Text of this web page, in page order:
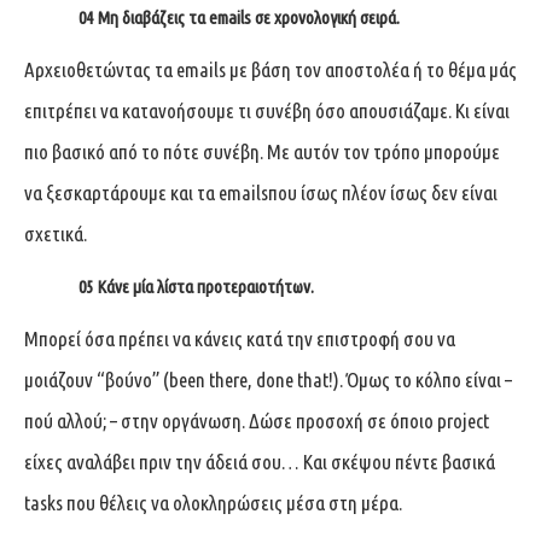
04 Μη διαβάζεις τα emails σε χρονολογική σειρά.
Αρχειοθετώντας τα emails με βάση τον αποστολέα ή το θέμα μάς
επιτρέπει να κατανοήσουμε τι συνέβη όσο απουσιάζαμε. Κι είναι
πιο βασικό από το πότε συνέβη. Με αυτόν τον τρόπο μπορούμε
να ξεσκαρτάρουμε και τα emailsπου ίσως πλέον ίσως δεν είναι
σχετικά.
05 Κάνε μία λίστα προτεραιοτήτων.
Μπορεί όσα πρέπει να κάνεις κατά την επιστροφή σου να
μοιάζουν “βούνο” (been there, done that!). Όμως το κόλπο είναι –
πού αλλού; – στην οργάνωση. Δώσε προσοχή σε όποιο project
είχες αναλάβει πριν την άδειά σου… Και σκέψου πέντε βασικά
tasks που θέλεις να ολοκληρώσεις μέσα στη μέρα.